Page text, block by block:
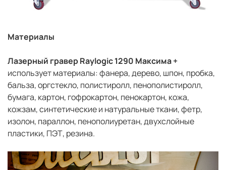
Материалы
Лазерный гравер Raylogic 1290 Максима +
используетматериалы: фанера, дерево, шпон, пробка,
бальза, оргстекло, полистиролл, пенополистиролл,
бумага, картон, гофрокартон, пенокартон, кожа,
кожзам, синтетические и натуральные ткани, фетр,
изолон, параллон, пенополиуретан, двухслойные
пластики, ПЭТ, резина.